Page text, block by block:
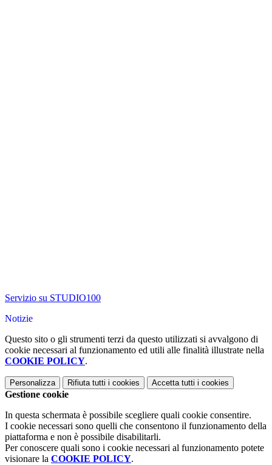
Servizio su STUDIO100
Notizie
Questo sito o gli strumenti terzi da questo utilizzati si avvalgono di
cookie necessari al funzionamento ed utili alle finalità illustrate nella
COOKIE POLICY.
Personalizza Rifiuta tutti i cookies Accetta tutti i cookies
Gestione cookie
In questa schermata è possibile scegliere quali cookie consentire.
I cookie necessari sono quelli che consentono il funzionamento della
piattaforma e non è possibile disabilitarli.
Per conoscere quali sono i cookie necessari al funzionamento potete
visionare la COOKIE POLICY.